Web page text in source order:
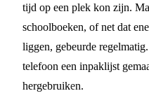
tijd op een plek kon zijn.
schoolboeken, of net dat
liggen, gebeurde
telefoon een inpaklijst
hergebruiken.